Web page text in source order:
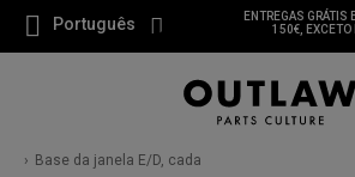
Português
ENTREGAS GRÁTIS
150€, EXCETO
Base da janela E/D, cada